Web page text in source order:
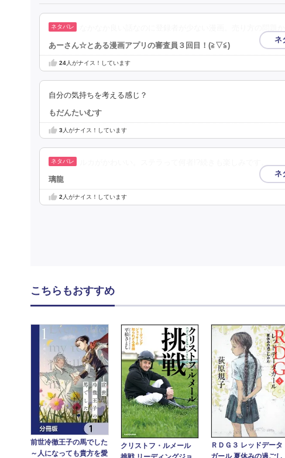
あーさん☆とある漫画アプリの審査員３回目！(⁠≧⁠▽⁠≦⁠)
24人がナイス！しています
自分の気持ちを考える感じ？
もだんたいむす
3人がナイス！しています
璃龍
2 人がナイス！しています
こちらもおすすめ
前世冷徹王子の馬でした
～人になっても貴方を愛
クリストフ・ルメール
ＲＤＧ３ レッドデータ
ガール 夏休みの過ごし